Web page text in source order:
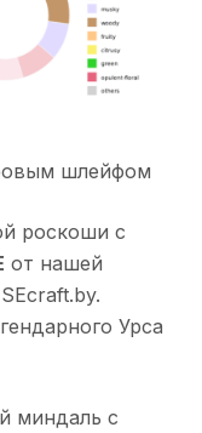
шлейфом
роскоши с
от нашей
Урса
миндаль с